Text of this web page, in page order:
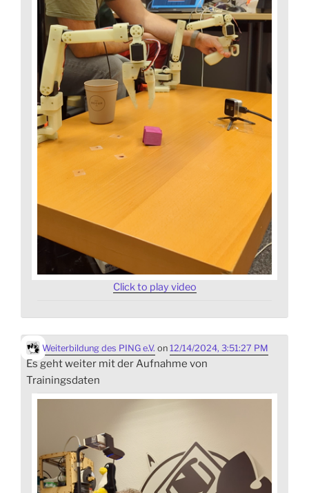
Click to play video
Weiterbildung des PING e.V. on 12/14/2024, 3:51:27 PM
Es geht weiter mit der Aufnahme von
Trainingsdaten